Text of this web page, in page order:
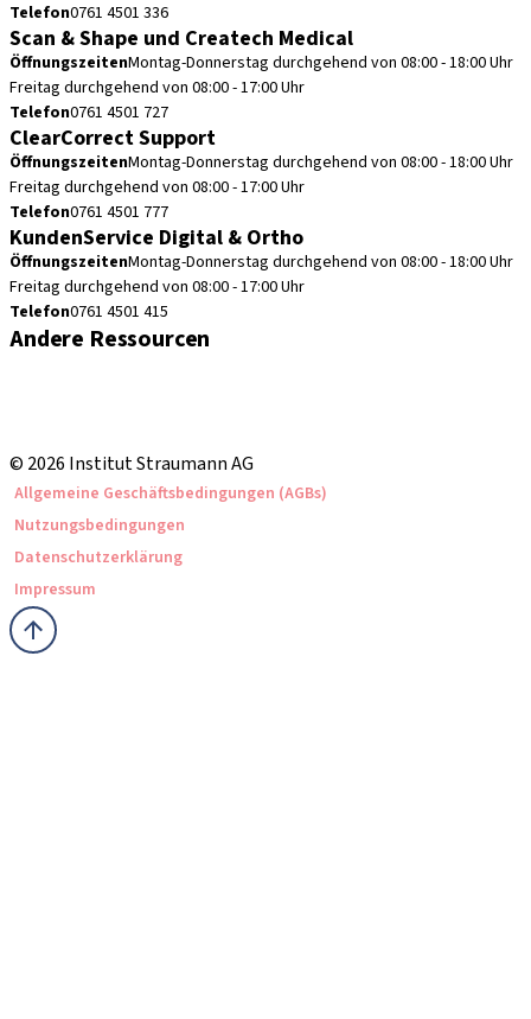
Telefon0761 4501 336
Scan & Shape und Createch Medical
ÖffnungszeitenMontag-Donnerstag durchgehend von 08:00 - 18:00 Uhr
Freitag durchgehend von 08:00 - 17:00 Uhr
Telefon0761 4501 727
ClearCorrect Support
ÖffnungszeitenMontag-Donnerstag durchgehend von 08:00 - 18:00 Uhr
Freitag durchgehend von 08:00 - 17:00 Uhr
Telefon0761 4501 777
KundenService Digital & Ortho
ÖffnungszeitenMontag-Donnerstag durchgehend von 08:00 - 18:00 Uhr
Freitag durchgehend von 08:00 - 17:00 Uhr
Telefon0761 4501 415
Andere Ressourcen
© 2026 Institut Straumann AG
Allgemeine Geschäftsbedingungen (AGBs)
Nutzungsbedingungen
Datenschutzerklärung
Impressum